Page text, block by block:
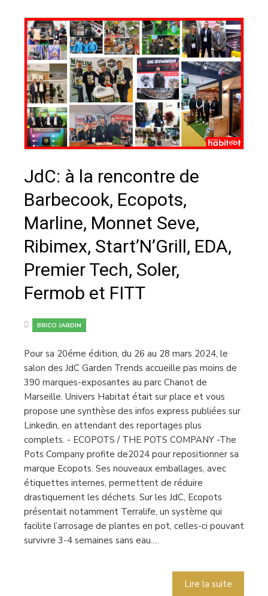
JdC: à la rencontre de
Barbecook, Ecopots,
Marline, Monnet Seve,
Ribimex, Start’N’Grill, EDA,
Premier Tech, Soler,
Fermob et FITT
BRICO JARDIN
Pour sa 20éme édition, du 26 au 28 mars 2024, le
salon des JdC Garden Trends accueille pas moins de
390 marques-exposantes au parc Chanot de
Marseille. Univers Habitat était sur place et vous
propose une synthèse des infos express publiées sur
Linkedin, en attendant des reportages plus
complets. - ECOPOTS / THE POTS COMPANY -The
Pots Company profite de2024 pour repositionner sa
marque Ecopots. Ses nouveaux emballages, avec
étiquettes internes, permettent de réduire
drastiquement les déchets. Sur les JdC, Ecopots
présentait notamment Terralife, un système qui
facilite l’arrosage de plantes en pot, celles-ci pouvant
survivre 3-4 semaines sans eau.…
Lire la suite